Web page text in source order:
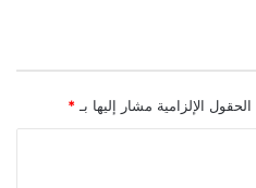
الحقول الإلزامية مشار إليها بـ *